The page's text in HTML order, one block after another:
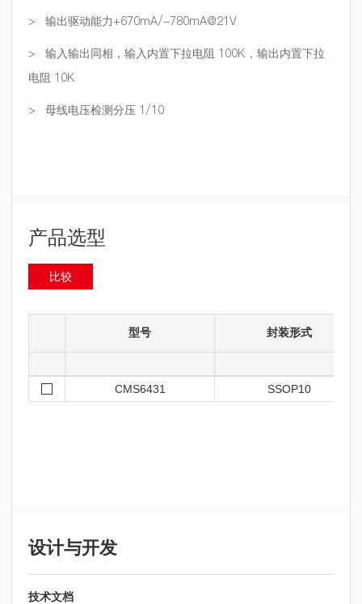
> 输出驱动能力+670mA/-780mA@21V
> 输入输出同相，输入内置下拉电阻 100K ，输出内置下拉
电阻 10K
> 母线电压检测分压 1/10
产品选型
比较
型号 封装形式
CMS6431 SSOP10
设计与开发
技术文档